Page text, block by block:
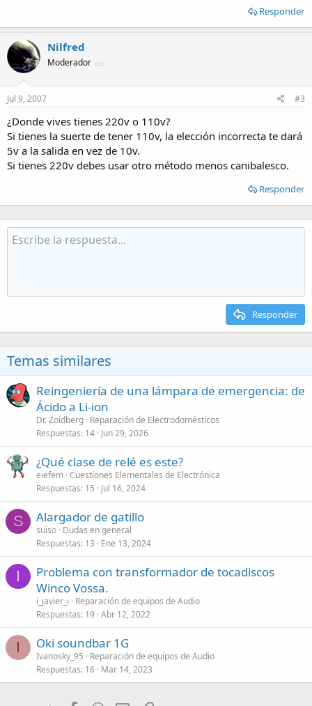
Responder
Nilfred
Moderador
Jul 9, 2007 #3
¿Donde vives tienes 220v o 110v?
Si tienes la suerte de tener 110v, la elección incorrecta te dará
5v a la salida en vez de 10v.
Si tienes 220v debes usar otro método menos canibalesco.
Responder
Responder
Temas similares
Reingeniería de una lámpara de emergencia: de
Ácido a Li-ion
Dr. Zoidberg Reparación de Electrodomésticos
Respuestas 14 Jun 29, 2026
¿Qué clase de relé es este?
eiefem Cuestiones Elementales de Electrónica
Respuestas 15 Jul 16, 2024
S Alargador de gatillo
suiso Dudas en general
Respuestas 13 Ene 13, 2024
I
Problema con transformador de tocadiscos
Winco Vossa.
i_javier_i
Reparación de equipos de Audio
Respuestas 19 Abr 12, 2022
I Oki soundbar 1G
Ivanosky_95
Reparación de equipos de Audio
Respuestas 16 Mar 14, 2023